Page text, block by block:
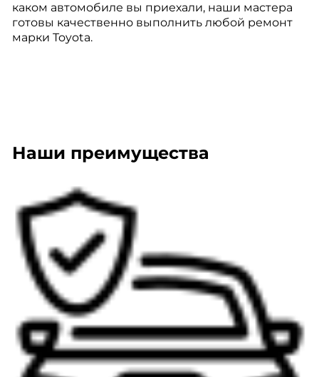
каком автомобиле вы приехали, наши мастера
готовы качественно выполнить любой ремонт
марки Toyota.
Наши преимущества